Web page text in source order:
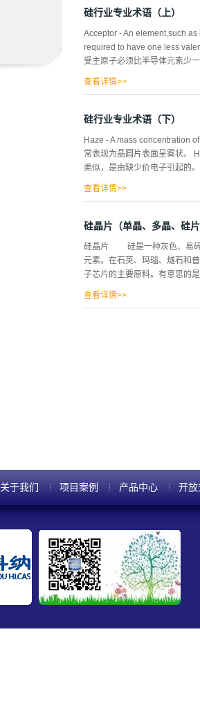
工艺是将掩膜（光刻板）图形
硅片，0.5um技术。 （3）刻
是准确地复制掩膜图形，以保
硅行业专业术语（上）
Acceptor - An element,such
required to have one less
受主原子必须比半导体元素少
that has very little or no
查看详情>>
硅行业专业术语（下）
Haze - A mass concentration
常表现为晶圆片表面呈雾状。
类似，是由缺少价电子引起的
Light-Scattering Event - A
查看详情>>
硅晶片（单晶、多晶、硅
硅晶片 硅是一种灰色、易碎
元素。在石英、玛瑙、燧石和
子芯片的主要原料。有意思的
查看详情>>
关于我们 项目案例 产品中心 开放